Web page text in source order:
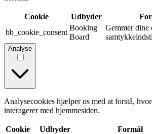
Cookie Udbyder
bb_cookie_consent
Booking
Board
Gemmer dine
Analyse
Analysecookies hjælper os med at forstå,
interagerer med hjemmesiden.
Cookie Udbyder Formål